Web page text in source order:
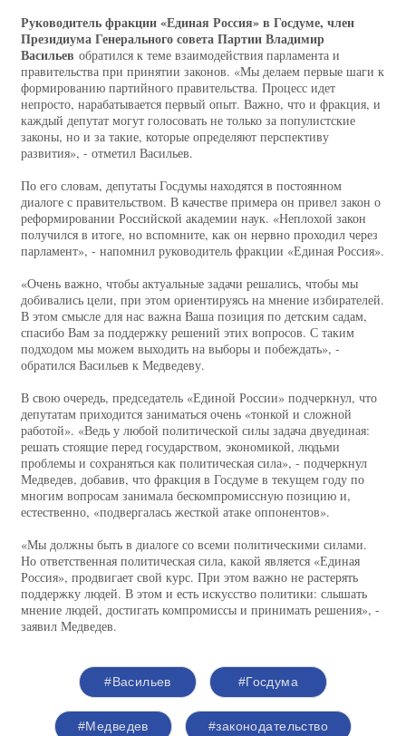
Руководитель фракции «Единая Россия» в Госдуме, член
Президиума Генерального совета Партии Владимир
Васильев обратился к теме взаимодействия парламента и
правительства при принятии законов. «Мы делаем первые шаги к
формированию партийного правительства. Процесс идет
непросто, нарабатывается первый опыт. Важно, что и фракция, и
каждый депутат могут голосовать не только за популистские
законы, но и за такие, которые определяют перспективу
развития», - отметил Васильев.
По его словам, депутаты Госдумы находятся в постоянном
диалоге с правительством. В качестве примера он привел закон о
реформировании Российской академии наук. «Неплохой закон
получился в итоге, но вспомните, как он нервно проходил через
парламент», - напомнил руководитель фракции «Единая Россия».
«Очень важно, чтобы актуальные задачи решались, чтобы мы
добивались цели, при этом ориентируясь на мнение избирателей.
В этом смысле для нас важна Ваша позиция по детским садам,
спасибо Вам за поддержку решений этих вопросов. С таким
подходом мы можем выходить на выборы и побеждать», -
обратился Васильев к Медведеву.
В свою очередь, председатель «Единой России» подчеркнул, что
депутатам приходится заниматься очень «тонкой и сложной
работой». «Ведь у любой политической силы задача двуединая:
решать стоящие перед государством, экономикой, людьми
проблемы и сохраняться как политическая сила», - подчеркнул
Медведев, добавив, что фракция в Госдуме в текущем году по
многим вопросам занимала бескомпромиссную позицию и,
естественно, «подвергалась жесткой атаке оппонентов».
«Мы должны быть в диалоге со всеми политическими силами.
Но ответственная политическая сила, какой является «Единая
Россия», продвигает свой курс. При этом важно не растерять
поддержку людей. В этом и есть искусство политики: слышать
мнение людей, достигать компромиссы и принимать решения», -
заявил Медведев.
#Васильев #Госдума
#Медведев #законодательство